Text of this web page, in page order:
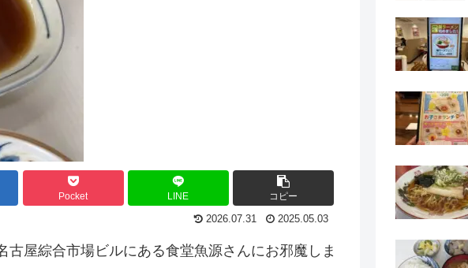
Pocket LINE コピー
2026.07.31 2025.05.03
屋綜合市場ビルにある食堂魚源さんにお邪魔しま